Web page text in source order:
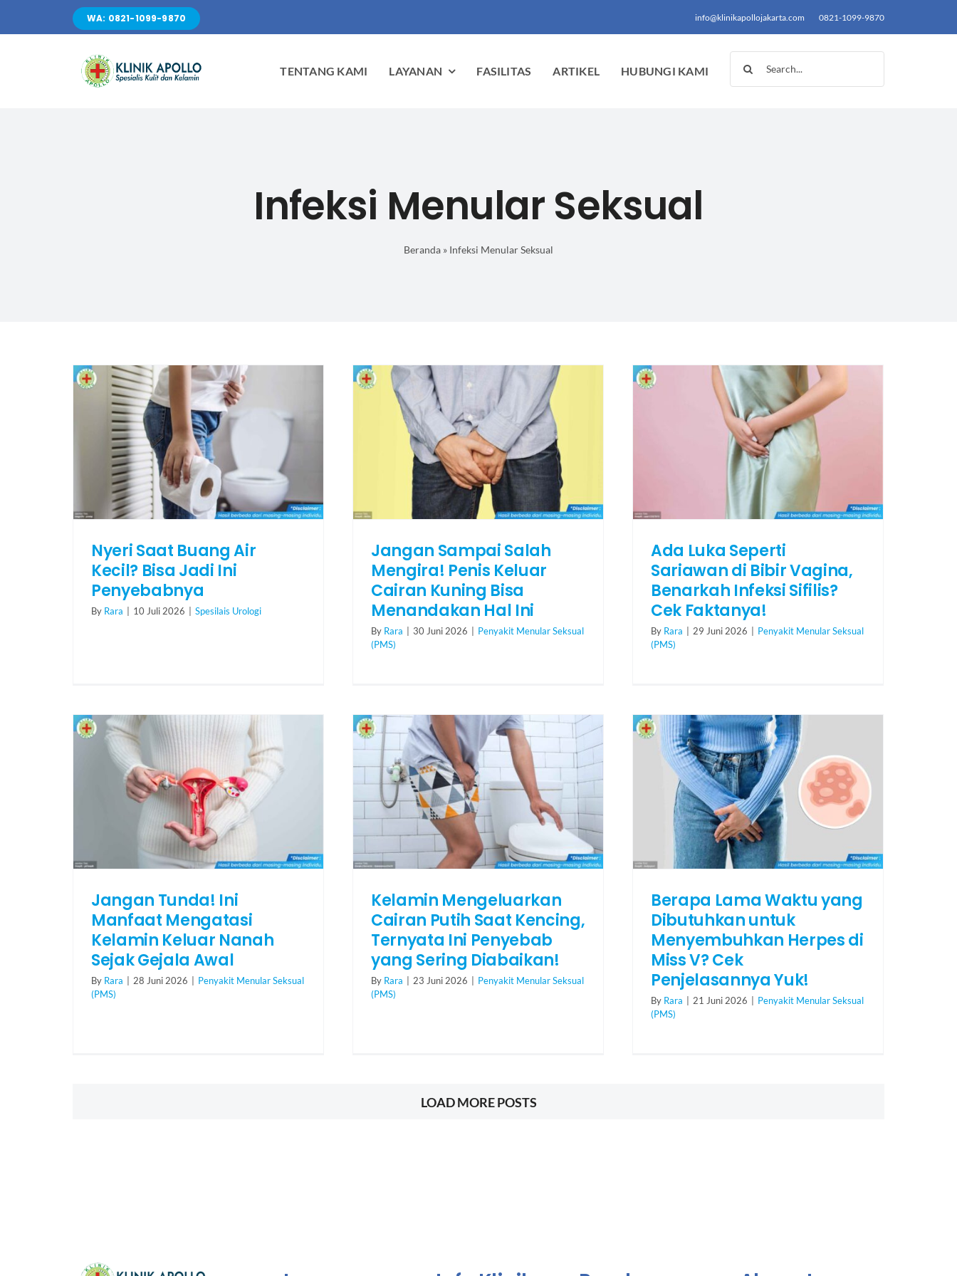
to
WA: 0821-1099-9870 info@klinikapollojakarta.com 0821-1099-9870
TENTANG KAMI LAYANAN FASILITAS ARTIKEL HUBUNGI KAMI
Infeksi Menular Seksual
Beranda » Infeksi Menular Seksual
Nyeri Saat Buang Air
Kecil? Bisa Jadi Ini
Penyebabnya
By Rara 10 Juli 2026 Spesilais Urologi
Jangan Sampai Salah
Mengira! Penis Keluar
Cairan Kuning Bisa
Menandakan Hal Ini
By Rara 30 Juni 2026
Penyakit Menular Seksual
(PMS)
Ada Luka Seperti
Sariawan di Bibir Vagina,
Benarkah Infeksi Sifilis?
Cek Faktanya!
By Rara 29 Juni 2026
Penyakit Menular Seksual
(PMS)
Jangan Tunda! Ini
Manfaat Mengatasi
Kelamin Keluar Nanah
Sejak Gejala Awal
By Rara 28 Juni 2026
Penyakit Menular Seksual
(PMS)
Kelamin Mengeluarkan
Cairan Putih Saat Kencing,
Ternyata Ini Penyebab
yang Sering Diabaikan!
By Rara 23 Juni 2026
Penyakit Menular Seksual
(PMS)
Berapa Lama Waktu yang
Dibutuhkan untuk
Menyembuhkan Herpes di
Miss V? Cek
Penjelasannya Yuk!
By Rara 21 Juni 2026
Penyakit Menular Seksual
(PMS)
LOAD MORE POSTS